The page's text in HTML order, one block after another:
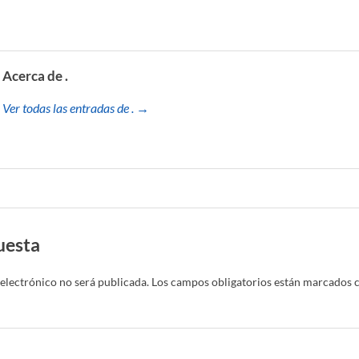
Acerca de .
Ver todas las entradas de . →
no será publicada. Los campos obligatorios están marcados